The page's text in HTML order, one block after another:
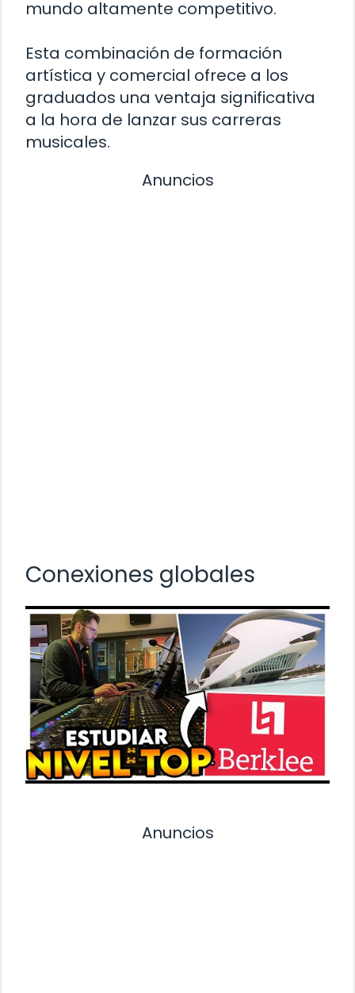
mundo altamente competitivo.
Esta combinación de formación
artística y comercial ofrece a los
graduados una ventaja significativa
a la hora de lanzar sus carreras
musicales.
Anuncios
Conexiones globales
Anuncios